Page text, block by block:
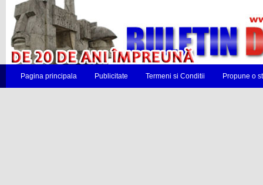
Pagina principala Publicitate Termeni si Conditii Propune o